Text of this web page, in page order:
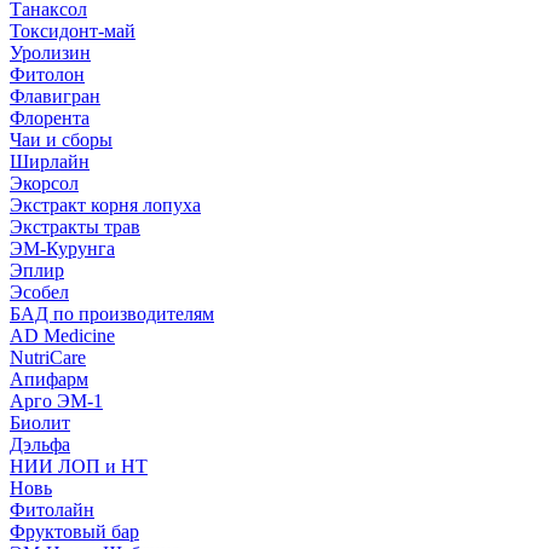
Танаксол
Токсидонт-май
Уролизин
Фитолон
Флавигран
Флорента
Чаи и сборы
Ширлайн
Экорсол
Экстракт корня лопуха
Экстракты трав
ЭМ-Курунга
Эплир
Эсобел
БАД по производителям
AD Medicine
NutriCare
Апифарм
Арго ЭМ-1
Биолит
Дэльфа
НИИ ЛОП и НТ
Новь
Фитолайн
Фруктовый бар